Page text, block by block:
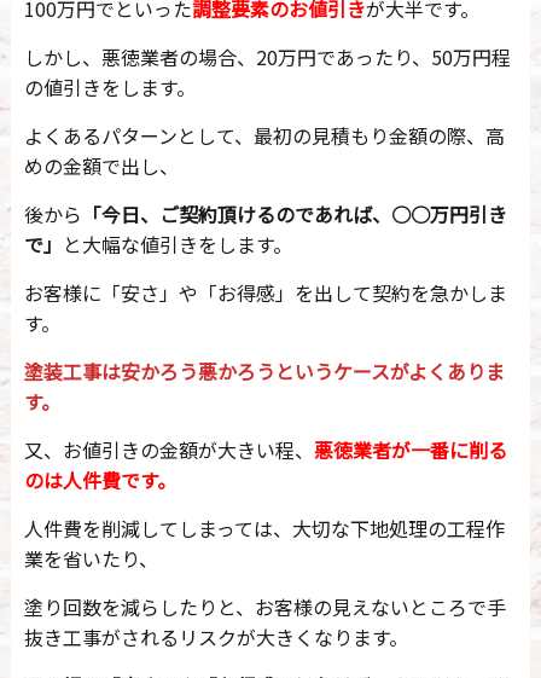
100万円でといった調整要素のお値引きが大半です。
しかし、悪徳業者の場合、20万円であったり、50万円程
の値引きをします。
よくあるパターンとして、最初の見積もり金額の際、高
めの金額で出し、
後から 「今日、ご契約頂けるのであれば、○○万円引き
で」 と大幅な値引きをします。
お客様に「安さ」や「お得感」を出して契約を急かしま
す。
塗装工事は安かろう悪かろうというケースがよくありま
す。
又、お値引きの金額が大きい程、 悪徳業者が一番に削る
のは人件費です。
人件費を削減してしまっては、大切な下地処理の工程作
業を省いたり、
塗り回数を減らしたりと、お客様の見えないところで手
抜き工事がされるリスクが大きくなります。